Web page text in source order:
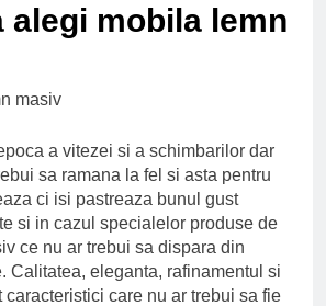
campanie ale lui
Donald Trump
Este posibil sa ne
iertam?
6 Ani Ago
alegi mobila lemn
a vitezei si a schimbarilor dar
sa ramana la fel si asta pentru
ci isi pastreaza bunul gust
si in cazul specialelor produse de
ce nu ar trebui sa dispara din
Calitatea, eleganta, rafinamentul si
caracteristici care nu ar trebui sa fie